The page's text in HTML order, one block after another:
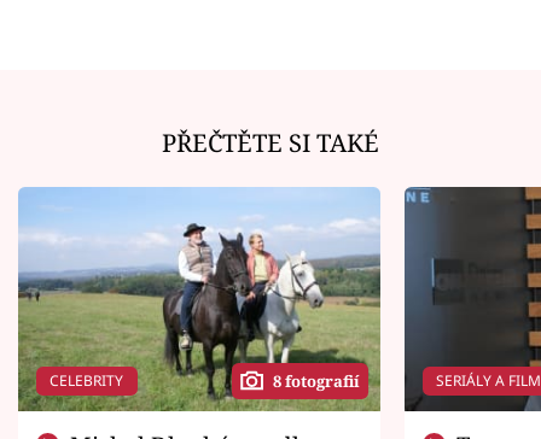
PŘEČTĚTE SI TAKÉ
CELEBRITY 8 fotografií SERIÁLY A